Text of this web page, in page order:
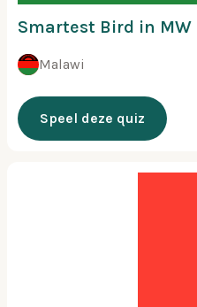
Smartest Bird in MW
Malawi
Speel deze quiz